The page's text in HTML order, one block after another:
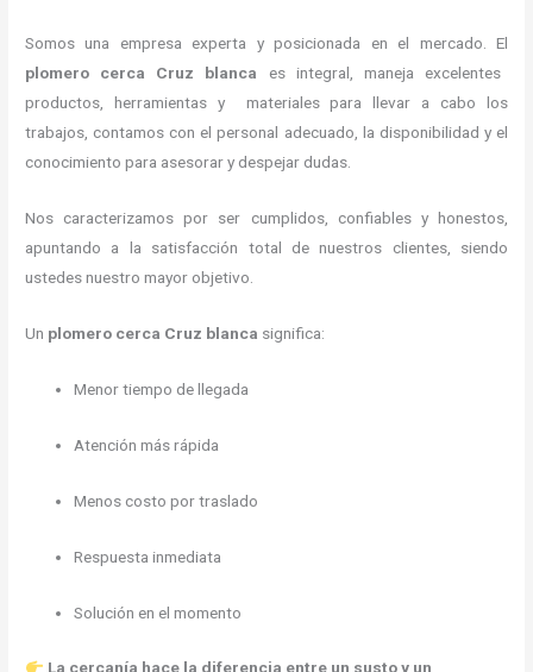
Somos una empresa experta y posicionada en el mercado. El
plomero cerca Cruz blanca es integral, maneja excelentes
productos, herramientas y materiales para llevar a cabo los
trabajos, contamos con el personal adecuado, la disponibilidad y el
conocimiento para asesorar y despejar dudas.
Nos caracterizamos por ser cumplidos, confiables y honestos,
apuntando a la satisfacción total de nuestros clientes, siendo
ustedes nuestro mayor objetivo.
Un plomero cerca Cruz blanca significa:
Menor tiempo de llegada
Atención más rápida
Menos costo por traslado
Respuesta inmediata
Solución en el momento
La cercanía hace la diferencia entre un susto y un